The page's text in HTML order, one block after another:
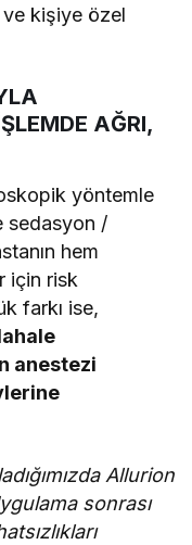
kişiye özel
AĞRI,
yöntemle
sedasyon /
hem
için risk
farkı ise,
anestezi
Allurion
sonrası